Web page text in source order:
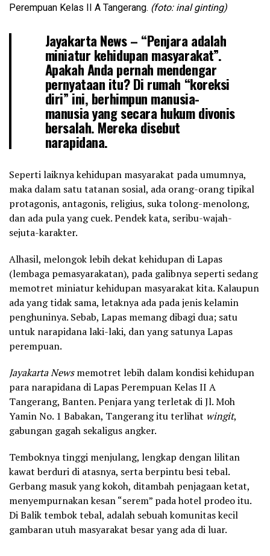
Perempuan Kelas II A Tangerang. (foto: inal ginting)
Jayakarta News– “Penjara adalah
miniatur kehidupan masyarakat”.
Apakah Anda pernah mendengar
pernyataan itu? Di rumah “koreksi
diri” ini, berhimpun manusia-
manusia yang secara hukum divonis
bersalah. Mereka disebut
narapidana.
Seperti laiknya kehidupan masyarakat pada umumnya,
maka dalam satu tatanan sosial, ada orang-orang tipikal
protagonis, antagonis, religius, suka tolong-menolong,
dan ada pula yang cuek. Pendek kata, seribu-wajah-
sejuta-karakter.
Alhasil, melongok lebih dekat kehidupan di Lapas
(lembaga pemasyarakatan), pada galibnya seperti sedang
memotret miniatur kehidupan masyarakat kita. Kalaupun
ada yang tidak sama, letaknya ada pada jenis kelamin
penghuninya. Sebab, Lapas memang dibagi dua; satu
untuk narapidana laki-laki, dan yang satunya Lapas
perempuan.
Jayakarta Newsmemotret lebih dalam kondisi kehidupan
para narapidana di Lapas Perempuan Kelas II A
Tangerang, Banten. Penjara yang terletak di Jl. Moh
Yamin No. 1 Babakan, Tangerang itu terlihat wingit,
gabungan gagah sekaligus angker.
Temboknya tinggi menjulang, lengkap dengan lilitan
kawat berduri di atasnya, serta berpintu besi tebal.
Gerbang masuk yang kokoh, ditambah penjagaan ketat,
menyempurnakan kesan “serem” pada hotel prodeo itu.
Di Balik tembok tebal, adalah sebuah komunitas kecil
gambaran utuh masyarakat besar yang ada di luar.